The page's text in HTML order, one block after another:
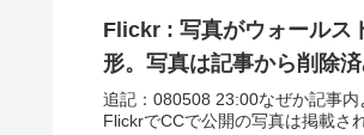
Flickr : 写真がウォールス
形。写真は記事から削除
追記：080508 23:00なぜか記事
FlickrでCCで公開の写真は掲載さ